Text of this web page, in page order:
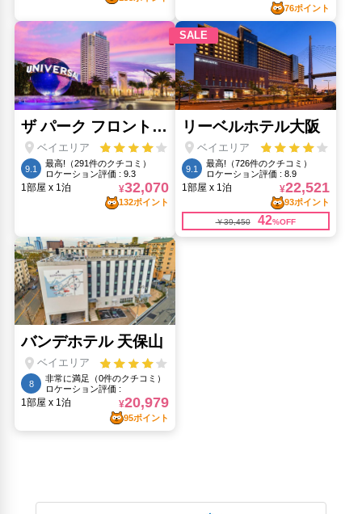
大阪城天守閣(5.88km)
大阪水族館 海遊館(4.34km)
心斎橋筋(2.5km)
梅田スカイビル 空中庭園展望台(4.04km)
通天閣(3.96km)
道頓堀(2.86km)
ミナミ（難波）(2.78km)
黒門市場(3.38km)